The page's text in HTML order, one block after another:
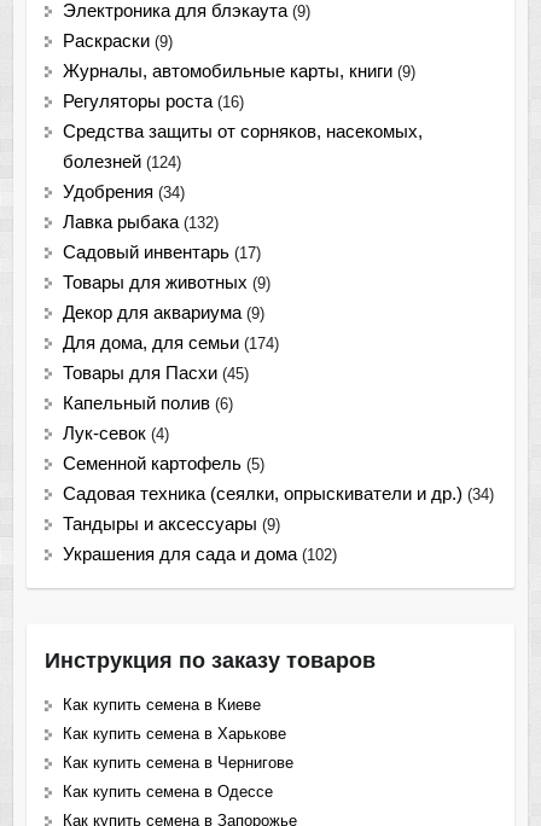
Электроника для блэкаута (9)
Раскраски (9)
Журналы, автомобильные карты, книги (9)
Регуляторы роста (16)
Средства защиты от сорняков, насекомых,
болезней (124)
Удобрения (34)
Лавка рыбака (132)
Садовый инвентарь (17)
Товары для животных (9)
Декор для аквариума (9)
Для дома, для семьи (174)
Товары для Пасхи (45)
Капельный полив (6)
Лук-севок (4)
Семенной картофель (5)
Садовая техника (сеялки, опрыскиватели и др.) (34)
Тандыры и аксессуары (9)
Украшения для сада и дома (102)
Инструкция по заказу товаров
Как купить семена в Киеве
Как купить семена в Харькове
Как купить семена в Чернигове
Как купить семена в Одессе
Как купить семена в Запорожье